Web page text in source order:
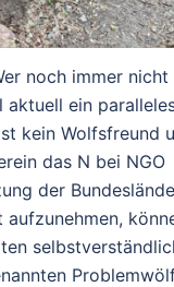
noch immer nicht
aktuell ein
kein Wolfsfreund
das N bei NGO
der